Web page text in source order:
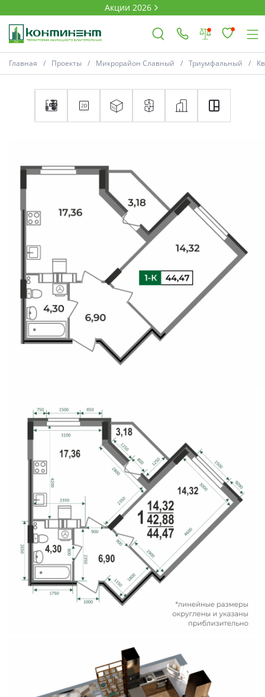
Акции 2026
Ковров
Акции
Новости
Выбор недвижимости
Свои Люди
Офис продаж
Работа
Главная Проекты Микрорайон Славный Триумфальный